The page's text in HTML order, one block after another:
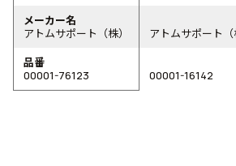
メーカー名
アトムサポート（株）
アトムサポート（
品番
00001-76123
00001-16142